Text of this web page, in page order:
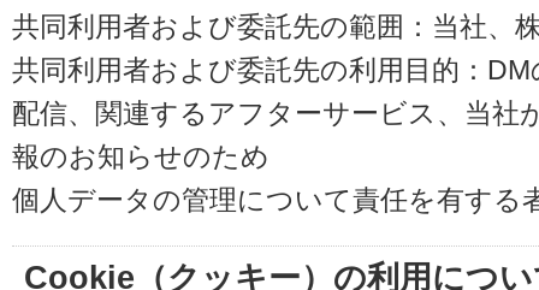
共同利用者および委託先の範囲：当社、
共同利用者および委託先の利用目的：
配信、関連するアフターサービス、当社
報のお知らせのため
個人データの管理について責任を有する
Cookie（クッキー）の利用につ